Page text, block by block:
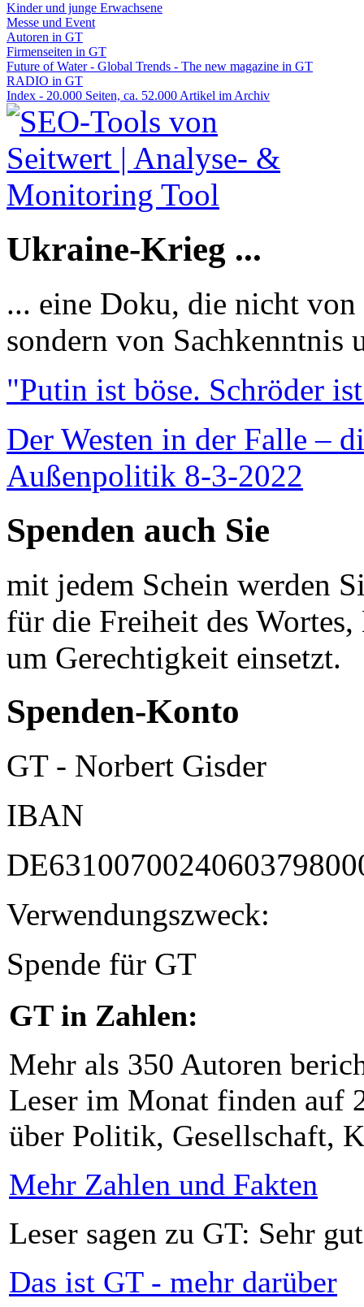
Kinder und junge Erwachsene
Messe und Event
Autoren in GT
Firmenseiten in GT
Future of Water - Global Trends - The new magazine in GT
RADIO in GT
Index - 20.000 Seiten, ca. 52.000 Artikel im Archiv
Ukraine-Krieg ...
... eine Doku, die nicht
sondern von Sachkenntnis
"Putin ist böse. Schröder
Der Westen in der Falle –
Außenpolitik 8-3-2022
Spenden auch Sie
mit jedem Schein werden
für die Freiheit des
um Gerechtigkeit einsetzt.
Spenden-Konto
GT - Norbert Gisder
IBAN
Verwendungszweck:
Spende für GT
GT in Zahlen:
Mehr als 350 Autoren
Leser im Monat finden auf
über Politik, Gesellschaft,
Mehr Zahlen und Fakten
Leser sagen zu GT: Sehr
Das ist GT - mehr darüber